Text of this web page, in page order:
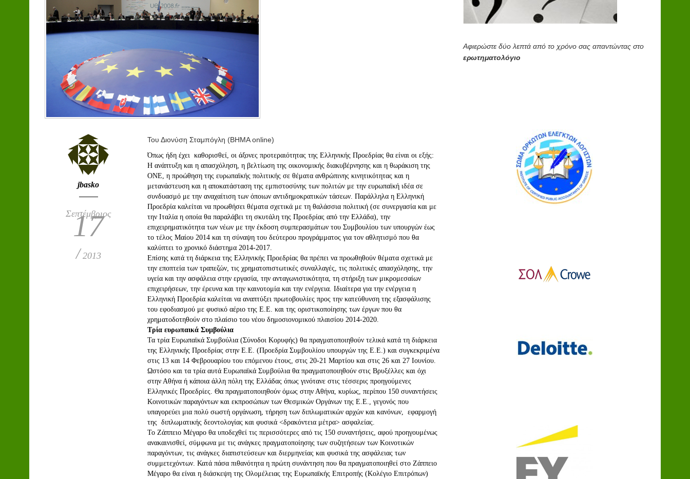
jbasko
Σεπτέμβριος
17
/ 2013
Του Διονύση Σταμπόγλη (ΒΗΜΑ online)
Όπως ήδη έχει καθορισθεί, οι άξονες προτεραιότητας της Ελληνικής Προεδρίας θα είναι οι εξής:
Η ανάπτυξη και η απασχόληση, η βελτίωση της οικονομικής διακυβέρνησης και η θωράκιση της
ΟΝΕ, η προώθηση της ευρωπαϊκής πολιτικής σε θέματα ανθρώπινης κινητικότητας και η
μετανάστευση και η αποκατάσταση της εμπιστοσύνης των πολιτών με την ευρωπαϊκή ιδέα σε
συνδυασμό με την αναχαίτιση των όποιων αντιδημοκρατικών τάσεων. Παράλληλα η Ελληνική
Προεδρία καλείται να προωθήσει θέματα σχετικά με τη θαλάσσια πολιτική (σε συνεργασία και με
την Ιταλία η οποία θα παραλάβει τη σκυτάλη της Προεδρίας από την Ελλάδα), την
επιχειρηματικότητα των νέων με την έκδοση συμπερασμάτων του Συμβουλίου των υπουργών έως
το τέλος Μαίου 2014 και τη σύναψη του δεύτερου προγράμματος για τον αθλητισμό που θα
καλύπτει το χρονικό διάστημα 2014-2017.
Επίσης κατά τη διάρκεια της Ελληνικής Προεδρίας θα πρέπει να προωθηθούν θέματα σχετικά με
την εποπτεία των τραπεζών, τις χρηματοπιστωτικές συναλλαγές, τις πολιτικές απασχόλησης, την
υγεία και την ασφάλεια στην εργασία, την ανταγωνιστικότητα, τη στήριξη των μικρομεσαίων
επιχειρήσεων, την έρευνα και την καινοτομία και την ενέργεια. Ιδιαίτερα για την ενέργεια η
Ελληνική Προεδρία καλείται να αναπτύξει πρωτοβουλίες προς την κατεύθυνση της εξασφάλισης
του εφοδιασμού με φυσικό αέριο της Ε.Ε. και της οριστικοποίησης των έργων που θα
χρηματοδοτηθούν στο πλαίσιο του νέου δημοσιονομικού πλαισίου 2014-2020.
Τρία ευρωπαικά Συμβούλια
Τα τρία Ευρωπαϊκά Συμβούλια (Σύνοδοι Κορυφής) θα πραγματοποιηθούν τελικά κατά τη διάρκεια
της Ελληνικής Προεδρίας στην Ε.Ε. (Προεδρία Συμβουλίου υπουργών της Ε.Ε.) και συγκεκριμένα
στις 13 και 14 Φεβρουαρίου του επόμενου έτους, στις 20-21 Μαρτίου και στις 26 και 27 Ιουνίου.
Ωστόσο και τα τρία αυτά Ευρωπαϊκά Συμβούλια θα πραγματοποιηθούν στις Βρυξέλλες και όχι
στην Αθήνα ή κάποια άλλη πόλη της Ελλάδας όπως γινότανε στις τέσσερις προηγούμενες
Ελληνικές Προεδρίες. Θα πραγματοποιηθούν όμως στην Αθήνα, κυρίως, περίπου 150 συναντήσεις
Κοινοτικών παραγόντων και εκπροσώπων των Θεσμικών Οργάνων της Ε.Ε., γεγονός που
υπαγορεύει μια πολύ σωστή οργάνωση, τήρηση των διπλωματικών αρχών και κανόνων, εφαρμογή
της διπλωματικής δεοντολογίας και φυσικά <δρακόντεια μέτρα> ασφαλείας.
Το Ζάππειο Μέγαρο θα υποδεχθεί τις περισσότερες από τις 150 συναντήσεις, αφού προηγουμένως
ανακαινισθεί, σύμφωνα με τις ανάγκες πραγματοποίησης των συζητήσεων των Κοινοτικών
παραγόντων, τις ανάγκες διαπιστεύσεων και διερμηνείας και φυσικά της ασφάλειας των
συμμετεχόντων. Κατά πάσα πιθανότητα η πρώτη συνάντηση που θα πραγματοποιηθεί στο Ζάππειο
Μέγαρο θα είναι η διάσκεψη της Ολομέλειας της Ευρωπαϊκής Επιτροπής (Κολέγιο Επιτρόπων)
Αφιερώστε δύο λεπτά από το χρόνο σας απαντώντας στο
ερωτηματολόγιο